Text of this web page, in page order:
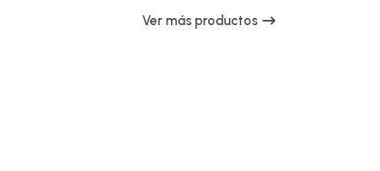
Ver más productos